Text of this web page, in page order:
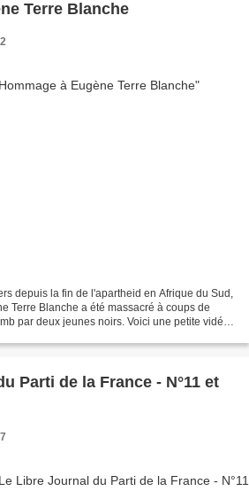
Terre Blanche
depuis la fin de l'apartheid en Afrique du Sud,
Terre Blanche a été massacré à coups de
par deux jeunes noirs. Voici une petite vidéo
Parti de la France - N°11 et